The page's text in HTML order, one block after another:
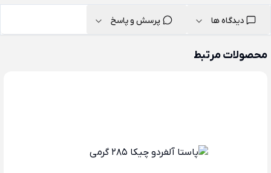
دیدگاه ها پرسش و پاسخ
محصولات مرتبط